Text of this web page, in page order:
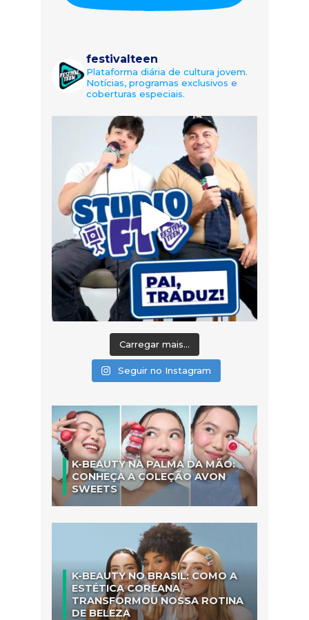
festivalteen
Plataforma diária de cultura jovem.
Notícias, programas exclusivos e
coberturas especiais.
Carregar mais...
Seguir no Instagram
K-BEAUTY NA PALMA DA MÃO:
CONHEÇA A COLEÇÃO AVON
SWEETS
K-BEAUTY NO BRASIL: COMO A
ESTÉTICA COREANA
TRANSFORMOU NOSSA ROTINA
DE BELEZA